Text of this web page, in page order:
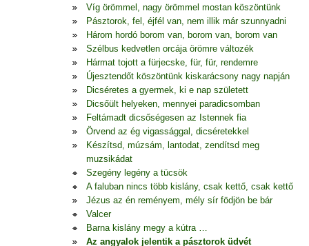
Víg örömmel, nagy örömmel mostan köszöntünk
Pásztorok, fel, éjfél van, nem illik már szunnyadni
Három hordó borom van, borom van, borom van
Szélbus kedvetlen orcája örömre változék
Hármat tojott a fürjecske, für, für, rendemre
Újesztendőt köszöntünk kiskarácsony nagy napján
Dicséretes a gyermek, ki e nap született
Dicsőült helyeken, mennyei paradicsomban
Feltámadt dicsőségesen az Istennek fia
Örvend az ég vigassággal, dicséretekkel
Készítsd, múzsám, lantodat, zendítsd meg
muzsikádat
Szegény legény a tücsök
A faluban nincs több kislány, csak kettő, csak kettő
Jézus az én reményem, mély sír födjön be bár
Valcer
Barna kislány megy a kútra …
Az angyalok jelentik a pásztorok üdvét